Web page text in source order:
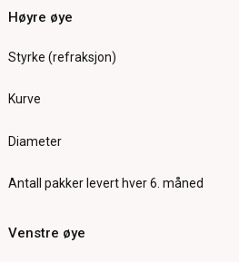
Høyre øye
Styrke (refraksjon)
Kurve
Diameter
Antall pakker levert hver 6. måned
Venstre øye